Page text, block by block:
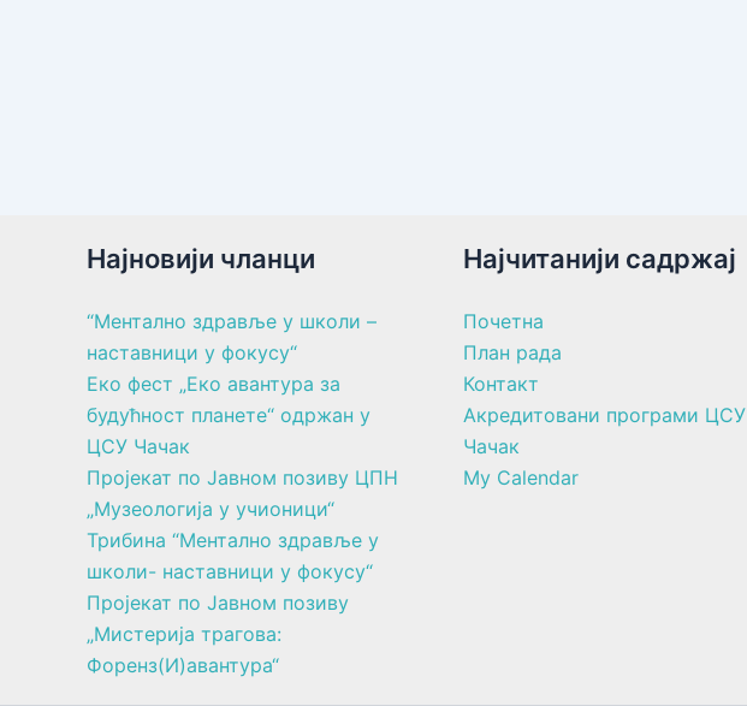
Најновији чланци
“Ментално здравље у школи –
наставници у фокусу“
Еко фест „Еко авантура за
будућност планете“ одржан у
ЦСУ Чачак
Пројекат по Јавном позиву ЦПН
„Музеологија у учионици“
Трибина “Ментално здравље у
школи- наставници у фокусу“
Пројекат по Јавном позиву
„Мистерија трагова:
Форенз(И)авантура“
Најчитанији садржај
Почетна
План рада
Контакт
Акредитовани програми ЦСУ
Чачак
My Calendar